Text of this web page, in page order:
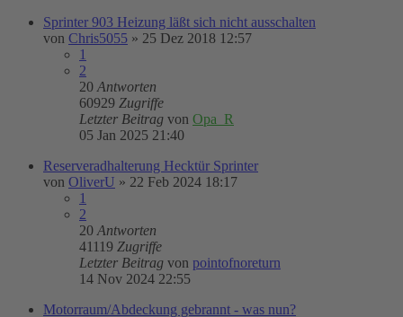
Sprinter 903 Heizung läßt sich nicht ausschalten
von Chris5055 » 25 Dez 2018 12:57
1
2
20 Antworten
60929 Zugriffe
Letzter Beitrag von Opa_R
05 Jan 2025 21:40
Reserveradhalterung Hecktür Sprinter
von OliverU » 22 Feb 2024 18:17
1
2
20 Antworten
41119 Zugriffe
Letzter Beitrag von pointofnoreturn
14 Nov 2024 22:55
Motorraum/Abdeckung gebrannt - was nun?